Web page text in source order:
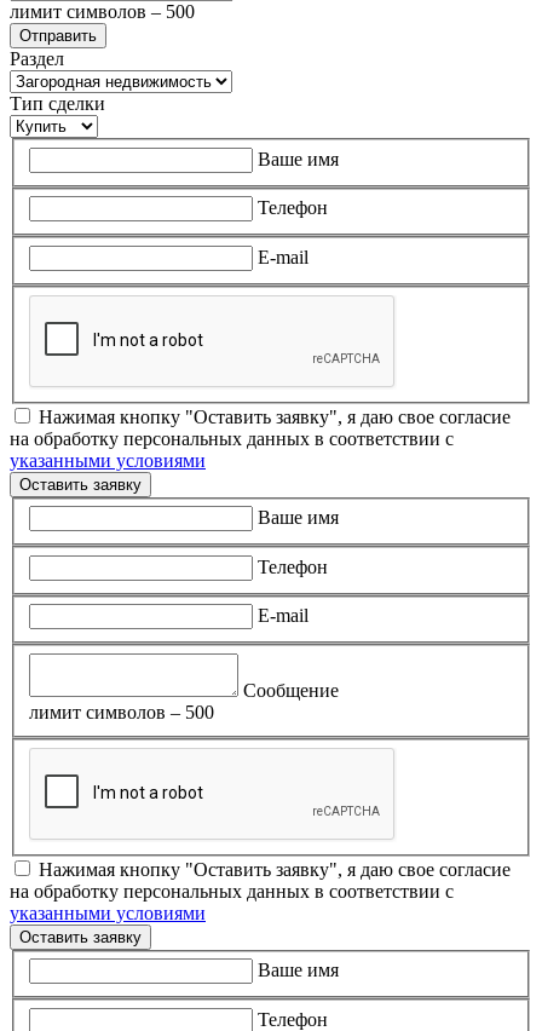
лимит символов – 500
Раздел
Тип сделки
Ваше имя
Телефон
E-mail
Нажимая кнопку "Оставить заявку", я даю свое согласие
на обработку персональных данных в соответствии с
указанными условиями
Оставить заявку
Ваше имя
Телефон
E-mail
Сообщение
лимит символов – 500
Нажимая кнопку "Оставить заявку", я даю свое согласие
на обработку персональных данных в соответствии с
указанными условиями
Оставить заявку
Ваше имя
Телефон